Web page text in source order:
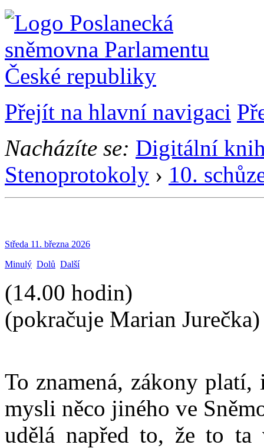
Přejít na hlavní navigaci
Nacházíte se: Digitální
Stenoprotokoly › 10.
Středa 11. března 2026
Minulý Dolů Další
(14.00 hodin)
(pokračuje Marian Jurečka)
To znamená, zákony
mysli něco jiného ve
udělá napřed to, že to ta